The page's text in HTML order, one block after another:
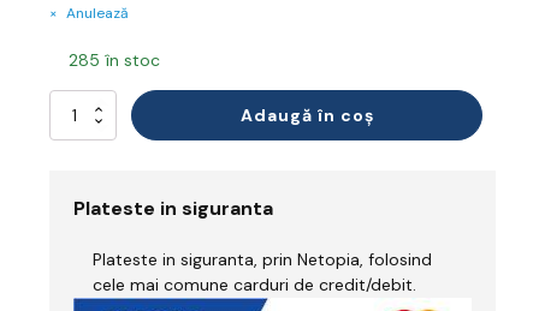
Anulează
285 în stoc
Cantitate
Cască
Ușoară
Adaugă în coș
Plateste in siguranta
Plateste in siguranta, prin Netopia, folosind
cele mai comune carduri de credit/debit.